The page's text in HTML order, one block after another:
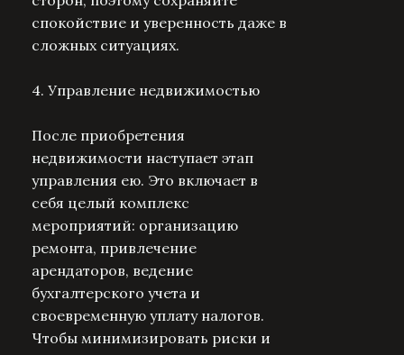
спокойствие и уверенность даже в
сложных ситуациях.
4. Управление недвижимостью
После приобретения
недвижимости наступает этап
управления ею. Это включает в
себя целый комплекс
мероприятий: организацию
ремонта, привлечение
арендаторов, ведение
бухгалтерского учета и
своевременную уплату налогов.
Чтобы минимизировать риски и